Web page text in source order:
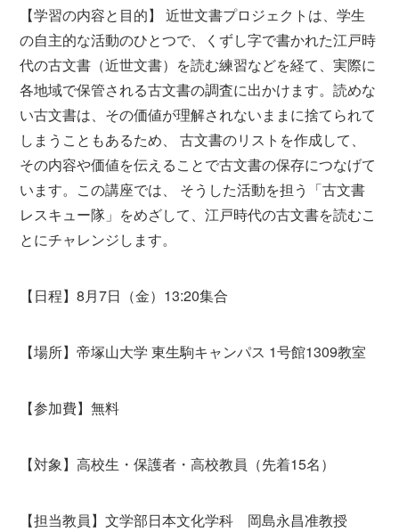
【学習の内容と目的】 近世文書プロジェクトは、学生
の自主的な活動のひとつで、くずし字で書かれた江戸時
代の古文書（近世文書）を読む練習などを経て、実際に
各地域で保管される古文書の調査に出かけます。読めな
い古文書は、その価値が理解されないままに捨てられて
しまうこともあるため、 古文書のリストを作成して、
その内容や価値を伝えることで古文書の保存につなげて
います。この講座では、 そうした活動を担う「古文書
レスキュー隊」をめざして、江戸時代の古文書を読むこ
とにチャレンジします。
【日程】8月7日（金）13:20集合
【場所】帝塚山大学 東生駒キャンパス 1号館1309教室
【参加費】無料
【対象】高校生・保護者・高校教員（先着15名）
【担当教員】文学部日本文化学科 岡島永昌准教授